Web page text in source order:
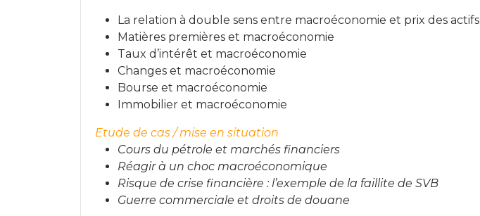
La relation à double sens entre macroéconomie et prix des actifs
Matières premières et macroéconomie
Taux d’intérêt et macroéconomie
Changes et macroéconomie
Bourse et macroéconomie
Immobilier et macroéconomie
Etude de cas / mise en situation
Cours du pétrole et marchés financiers
Réagir à un choc macroéconomique
Risque de crise financière : l’exemple de la faillite de SVB
Guerre commerciale et droits de douane